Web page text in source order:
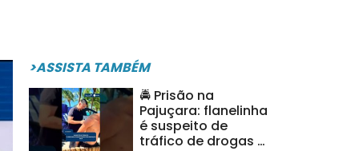
>ASSISTA TAMBÉM
🚔 Prisão na
Pajuçara: flanelinha
é suspeito de
tráfico de drogas e